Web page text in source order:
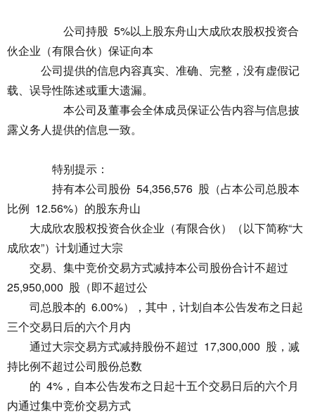
公司持股 5%以上股东舟山大成欣农股权投资合
伙企业（有限合伙）保证向本
公司提供的信息内容真实、准确、完整，没有虚假记
载、误导性陈述或重大遗漏。
本公司及董事会全体成员保证公告内容与信息披
露义务人提供的信息一致。
特别提示：
持有本公司股份 54,356,576 股（占本公司总股本
比例 12.56%）的股东舟山
大成欣农股权投资合伙企业（有限合伙）（以下简称“大
成欣农”）计划通过大宗
交易、集中竞价交易方式减持本公司股份合计不超过
25,950,000 股（即不超过公
司总股本的 6.00%），其中，计划自本公告发布之日起
三个交易日后的六个月内
通过大宗交易方式减持股份不超过 17,300,000 股，减
持比例不超过公司股份总数
的 4%，自本公告发布之日起十五个交易日后的六个月
内通过集中竞价交易方式